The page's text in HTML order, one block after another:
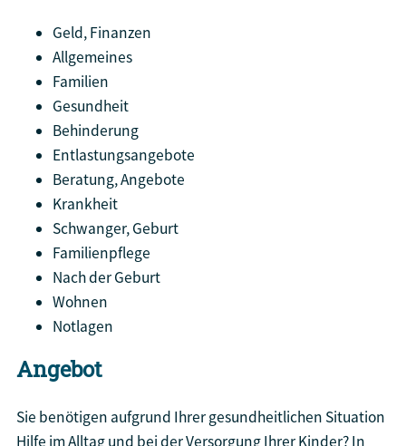
Geld, Finanzen
Allgemeines
Familien
Gesundheit
Behinderung
Entlastungsangebote
Beratung, Angebote
Krankheit
Schwanger, Geburt
Familienpflege
Nach der Geburt
Wohnen
Notlagen
Angebot
Sie benötigen aufgrund Ihrer gesundheitlichen Situation
Hilfe im Alltag und bei der Versorgung Ihrer Kinder? In